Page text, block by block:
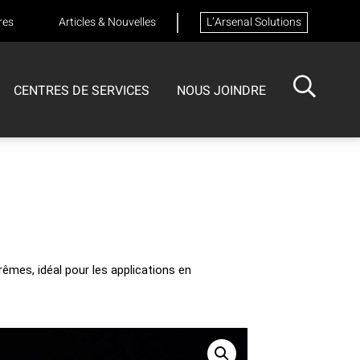
Articles & Nouvelles L’Arsenal Solutions
CENTRES DE SERVICES NOUS JOINDRE
idéal pour les applications en